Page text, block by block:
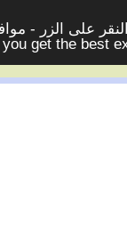
على الزر -
get the best